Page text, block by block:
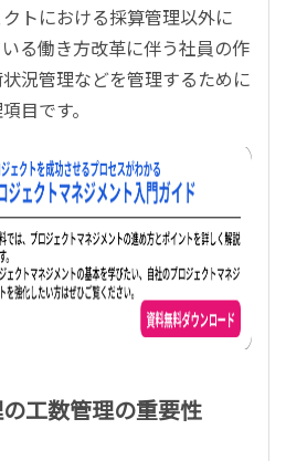
トにおける採算管理以外に
る働き方改革に伴う社員の作
況管理などを管理するために
目です。
工数管理の重要性